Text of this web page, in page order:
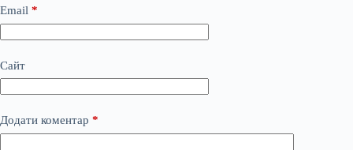
Email *
Сайт
Додати коментар *